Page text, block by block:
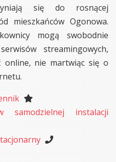
się do rosnącej
mieszkańców Ogonowa.
mogą swobodnie
streamingowych,
online, nie martwiąc się o
samodzielnej instalacji